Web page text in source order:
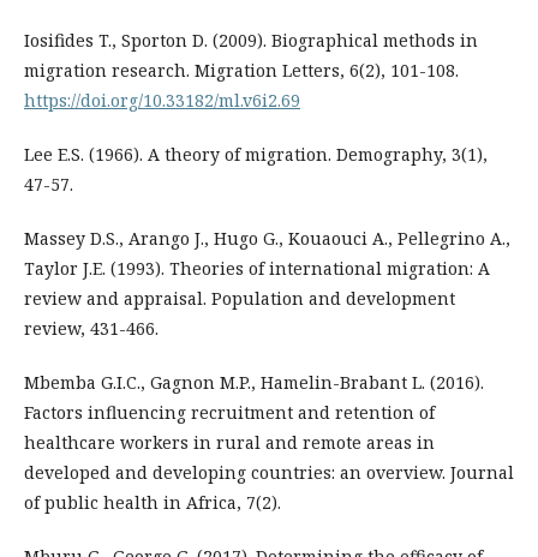
Iosifides T., Sporton D. (2009). Biographical methods in
migration research. Migration Letters, 6(2), 101-108.
https://doi.org/10.33182/ml.v6i2.69
Lee E.S. (1966). A theory of migration. Demography, 3(1),
47-57.
Massey D.S., Arango J., Hugo G., Kouaouci A., Pellegrino A.,
Taylor J.E. (1993). Theories of international migration: A
review and appraisal. Population and development
review, 431-466.
Mbemba G.I.C., Gagnon M.P., Hamelin-Brabant L. (2016).
Factors influencing recruitment and retention of
healthcare workers in rural and remote areas in
developed and developing countries: an overview. Journal
of public health in Africa, 7(2).